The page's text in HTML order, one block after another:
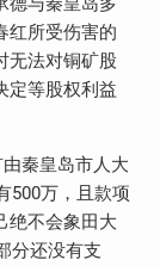
红所受伤害的
无法对铜矿股
定等股权利益
秦皇岛市人大
500万，且款项
绝不会象田大
分还没有支